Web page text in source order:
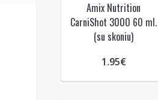
Amix Nutrition
CarniShot 3000 60 ml.
(su skoniu)
1.95€